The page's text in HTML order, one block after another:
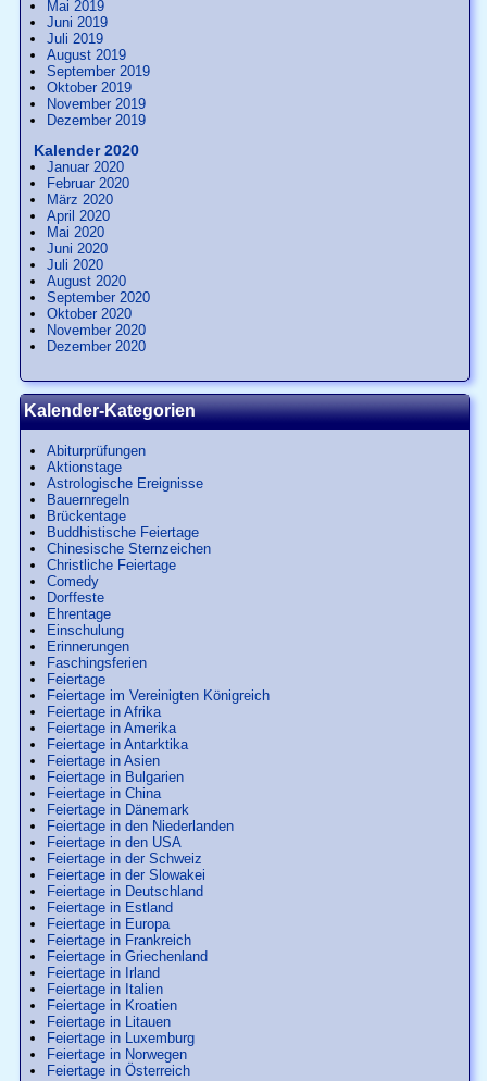
Mai 2019
Juni 2019
Juli 2019
August 2019
September 2019
Oktober 2019
November 2019
Dezember 2019
Kalender 2020
Januar 2020
Februar 2020
März 2020
April 2020
Mai 2020
Juni 2020
Juli 2020
August 2020
September 2020
Oktober 2020
November 2020
Dezember 2020
Kalender-Kategorien
Abiturprüfungen
Aktionstage
Astrologische Ereignisse
Bauernregeln
Brückentage
Buddhistische Feiertage
Chinesische Sternzeichen
Christliche Feiertage
Comedy
Dorffeste
Ehrentage
Einschulung
Erinnerungen
Faschingsferien
Feiertage
Feiertage im Vereinigten Königreich
Feiertage in Afrika
Feiertage in Amerika
Feiertage in Antarktika
Feiertage in Asien
Feiertage in Bulgarien
Feiertage in China
Feiertage in Dänemark
Feiertage in den Niederlanden
Feiertage in den USA
Feiertage in der Schweiz
Feiertage in der Slowakei
Feiertage in Deutschland
Feiertage in Estland
Feiertage in Europa
Feiertage in Frankreich
Feiertage in Griechenland
Feiertage in Irland
Feiertage in Italien
Feiertage in Kroatien
Feiertage in Litauen
Feiertage in Luxemburg
Feiertage in Norwegen
Feiertage in Österreich